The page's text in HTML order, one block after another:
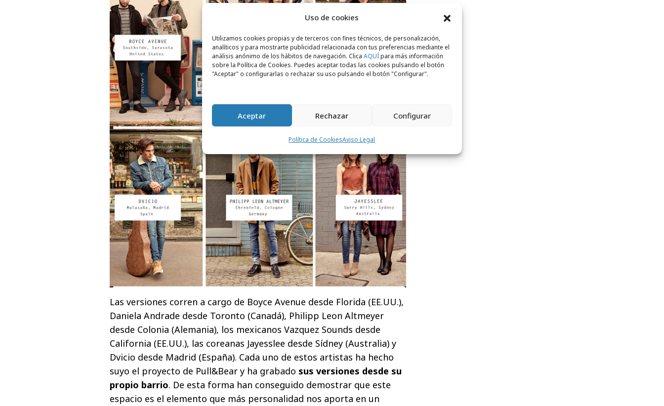
Uso de cookies
Utilizamos cookies propias y de terceros con fines técnicos, de personalización,
analíticos y para mostrarte publicidad relacionada con tus preferencias mediante el
análisis anónimo de los hábitos de navegación. Clica AQUÍpara más información
sobre la Política de Cookies. Puedes aceptar todas las cookies pulsando el botón
"Aceptar" o configurarlas o rechazar su uso pulsando el botón "Configurar".
Aceptar Rechazar Configurar
Política de CookiesAviso Legal
Las versiones corren a cargo de Boyce Avenue desde Florida (EE.UU.),
Daniela Andrade desde Toronto (Canadá), Philipp Leon Altmeyer
desde Colonia (Alemania), los mexicanos Vazquez Sounds desde
California (EE.UU.), las coreanas Jayesslee desde Sídney (Australia) y
Dvicio desde Madrid (España). Cada uno de estos artistas ha hecho
suyo el proyecto de Pull&Bear y ha grabado sus versiones desde su
propio barrio. De esta forma han conseguido demostrar que este
espacio es el elemento que más personalidad nos aporta en un